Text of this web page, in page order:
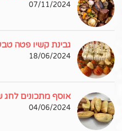
07/11/2024
גבינת קשיו פטה
18/06/2024
אוסף מתכונים לחג
04/06/2024